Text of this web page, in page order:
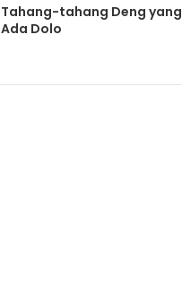
Tahang-tahang Deng yang
Ada Dolo